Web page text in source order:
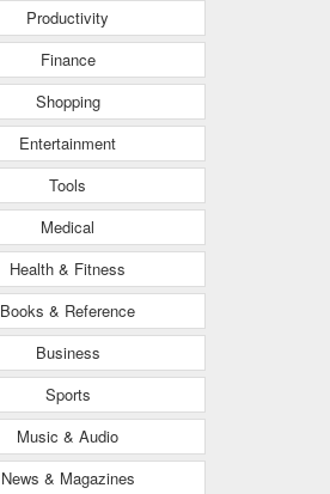
Productivity
Finance
Shopping
Entertainment
Tools
Medical
Health & Fitness
Books & Reference
Business
Sports
Music & Audio
News & Magazines